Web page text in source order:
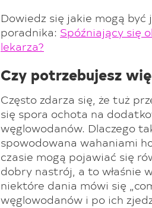
Dowiedz się jakie mogą być
poradnika: Spóźniający się
lekarza?
Czy potrzebujesz
Często zdarza się, że tuż
się spora ochota na
węglowodanów. Dlaczego
spowodowana wahaniami
czasie mogą pojawiać się
dobry nastrój, a to właśnie
niektóre dania mówi się
węglowodanów i po ich